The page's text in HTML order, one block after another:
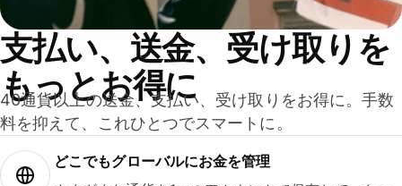
支払い、送金、受け取りを
もっとお得に
40通貨以上の送金、支払い、受け取りをお得に。手数
料を抑えて、これひとつでスマートに。
どこでもグ⁠ロ⁠ー⁠バ⁠ルにお金を管理